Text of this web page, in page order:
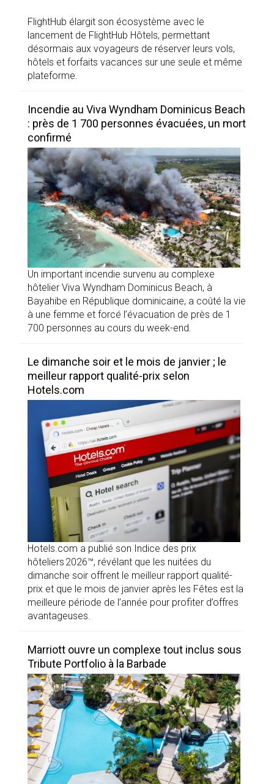
FlightHub élargit son écosystème avec le
lancement de FlightHub Hôtels, permettant
désormais aux voyageurs de réserver leurs vols,
hôtels et forfaits vacances sur une seule et même
plateforme.
Incendie au Viva Wyndham Dominicus Beach
: près de 1 700 personnes évacuées, un mort
confirmé
Un important incendie survenu au complexe
hôtelier Viva Wyndham Dominicus Beach, à
Bayahibe en République dominicaine, a coûté la vie
à une femme et forcé l’évacuation de près de 1
700 personnes au cours du week-end.
Le dimanche soir et le mois de janvier ; le
meilleur rapport qualité-prix selon
Hotels.com
Hotels.com a publié son Indice des prix
hôteliers 2026™, révélant que les nuitées du
dimanche soir offrent le meilleur rapport qualité-
prix et que le mois de janvier après les Fêtes est la
meilleure période de l’année pour profiter d’offres
avantageuses.
Marriott ouvre un complexe tout inclus sous
Tribute Portfolio à la Barbade